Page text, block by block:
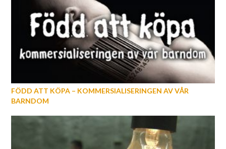
FÖDD ATT KÖPA – KOMMERSIALISERINGEN AV VÅR
BARNDOM